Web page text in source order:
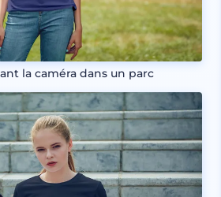
la caméra dans un parc